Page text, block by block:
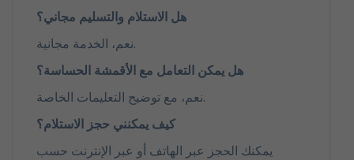
هل الاستلام والتسليم مجاني؟
نعم، الخدمة مجانية.
هل يمكن التعامل مع الأقمشة الحساسة؟
نعم، مع توضيح التعليمات الخاصة.
كيف يمكنني حجز الاستلام؟
يمكنك الحجز عبر الهاتف أو عبر الإنترنت حسب